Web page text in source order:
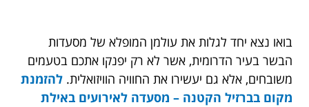
בואו נצא יחד לגלות את עולמן המופלא של מסעדות
הבשר בעיר הדרומית, אשר לא רק יפנקו אתכם בטעמים
משובחים, אלא גם יעשירו את החוויה הוויזואלית. להזמנת
מקום בברזיל הקטנה – מסעדה לאירועים באילת